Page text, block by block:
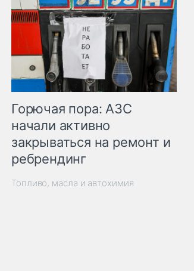
Горючая пора: АЗС
начали активно
закрываться на ремонт и
ребрендинг
Топливо, масла и автохимия